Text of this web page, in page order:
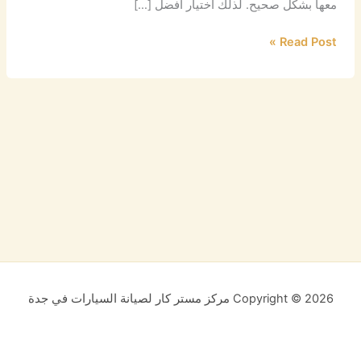
معها بشكل صحيح. لذلك اختيار أفضل […]
Read Post »
Copyright © 2026 مركز مستر كار لصيانة السيارات في جدة